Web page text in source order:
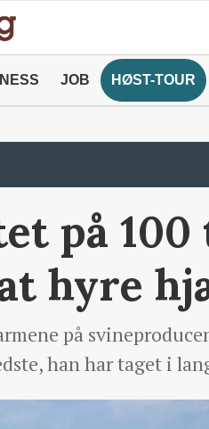
JOB HØST-TOUR
på 100
hyre
på
han har taget i